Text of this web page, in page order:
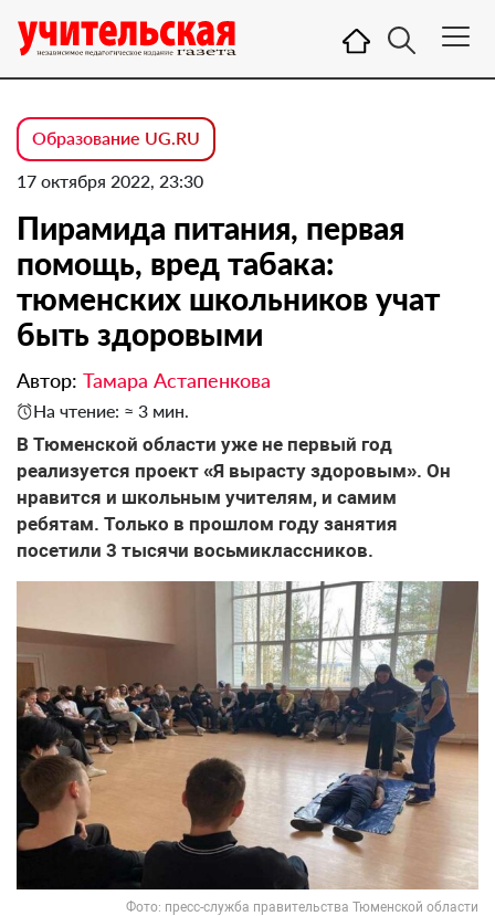
Образование UG.RU
17 октября 2022, 23:30
Пирамида питания, первая
помощь, вред табака:
тюменских школьников учат
быть здоровыми
Автор: Тамара Астапенкова
На чтение: ≈ 3 мин.
В Тюменской области уже не первый год
реализуется проект «Я вырасту здоровым». Он
нравится и школьным учителям, и самим
ребятам. Только в прошлом году занятия
посетили 3 тысячи восьмиклассников.
Фото: пресс-служба правительства Тюменской области